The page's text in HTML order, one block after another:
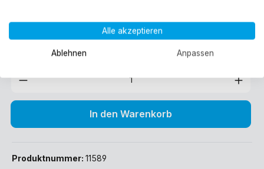
Sofort verfügbar, Lieferzeit: 1-3 Werktage (DE)
In den Warenkorb
Produktnummer: 11589
Alle akzeptieren
Ablehnen Anpassen